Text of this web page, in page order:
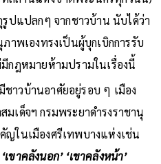
ปแปลกๆ จากชาวบ้าน นับได้ว่า
าพเองทรงเป็นผู้บุกเบิกการรับ
กฎหมายห้ามปรามในเรื่องนี้
าวบ้านอาศัยอยู่รอบ ๆ เมือง
เด็จฯ กรมพระยาดำรงราชานุ
ในเมืองศรีเทพบางแห่งเช่น
เขาคลังนอก’ ‘เขาคลังหน้า’